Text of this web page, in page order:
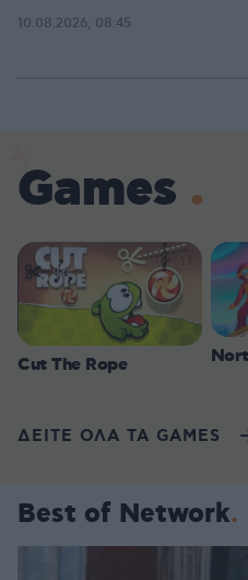
10.08.2026, 08:45
Games
Cut The Rope
ΔΕΙΤΕ ΟΛΑ ΤΑ GAMES
Best of Network